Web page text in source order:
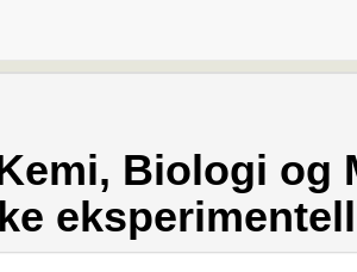
Biologi